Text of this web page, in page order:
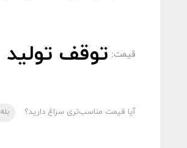
قیمت: توقف تولید
آیا قیمت مناسب‌تری سراغ دارید؟ بله